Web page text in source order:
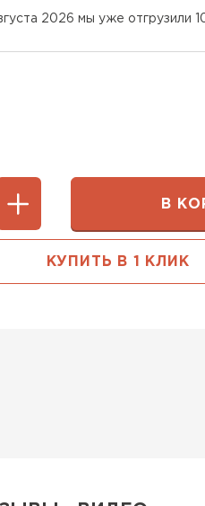
2026 мы уже отгрузили
В
КУПИТЬ В 1 КЛИК